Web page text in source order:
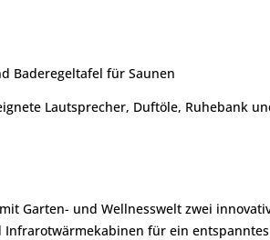
Baderegeltafel für Saunen
Lautsprecher, Duftöle, Ruhebank
Garten- und Wellnesswelt zwei
für ein